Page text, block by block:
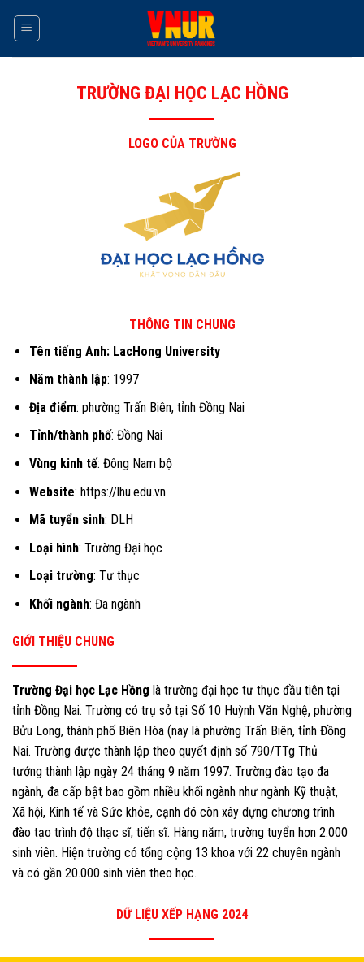
TRƯỜNG ĐẠI HỌC LẠC HỒNG
LOGO CỦA TRƯỜNG
THÔNG TIN CHUNG
Tên tiếng Anh: LacHong University
Năm thành lập: 1997
Địa điểm: phường Trấn Biên, tỉnh Đồng Nai
Tỉnh/thành phố: Đồng Nai
Vùng kinh tế: Đông Nam bộ
Website: https://lhu.edu.vn
Mã tuyển sinh: DLH
Loại hình: Trường Đại học
Loại trường: Tư thục
Khối ngành: Đa ngành
GIỚI THIỆU CHUNG
Trường Đại học Lạc Hồng là trường đại học tư thục đầu tiên tại
tỉnh Đồng Nai. Trường có trụ sở tại Số 10 Huỳnh Văn Nghệ, phường
Bửu Long, thành phố Biên Hòa (nay là phường Trấn Biên, tỉnh Đồng
Nai. Trường được thành lập theo quyết định số 790/TTg Thủ
tướng thành lập ngày 24 tháng 9 năm 1997. Trường đào tạo đa
ngành, đa cấp bật bao gồm nhiều khối ngành như ngành Kỹ thuật,
Xã hội, Kinh tế và Sức khỏe, cạnh đó còn xây dựng chương trình
đào tạo trình độ thạc sĩ, tiến sĩ. Hàng năm, trường tuyển hơn 2.000
sinh viên. Hiện trường có tổng cộng 13 khoa với 22 chuyên ngành
và có gần 20.000 sinh viên theo học.
DỮ LIỆU XẾP HẠNG 2024